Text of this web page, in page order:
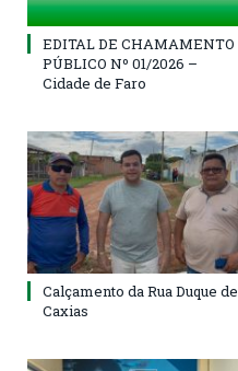
EDITAL DE CHAMAMENTO
PÚBLICO Nº 01/2026 –
Cidade de Faro
Calçamento da Rua Duque de
Caxias